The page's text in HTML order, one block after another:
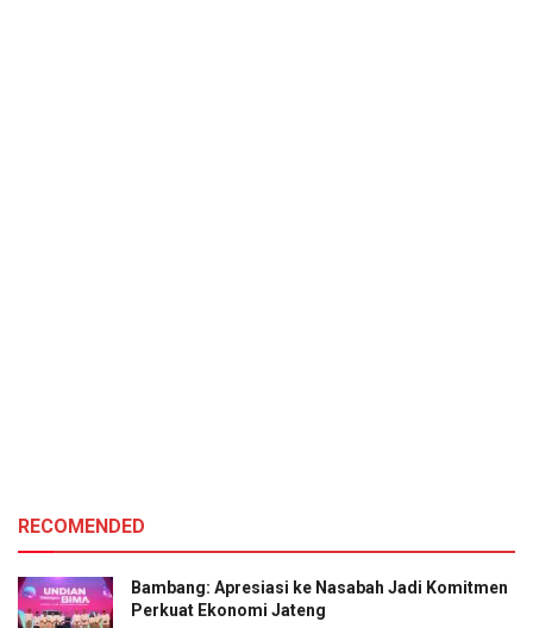
RECOMENDED
Bambang: Apresiasi ke Nasabah Jadi Komitmen
Perkuat Ekonomi Jateng